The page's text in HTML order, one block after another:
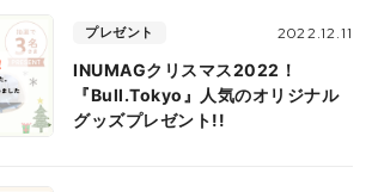
プレゼント 2022.12.11
INUMAGクリスマス2022！
『Bull.Tokyo』人気のオリジナル
グッズプレゼント!!